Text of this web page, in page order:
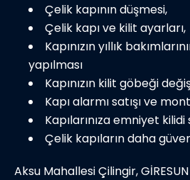
Çelik kapının düşmesi,
Çelik kapı ve kilit ayarları,
Kapınızın yıllık
yapılması
Kapınızın kilit göbeği
Kapı alarmı satışı ve
Kapılarınıza emniyet kilidi
Çelik kapıların daha
Aksu Mahallesi Çilingir, GİRESUN